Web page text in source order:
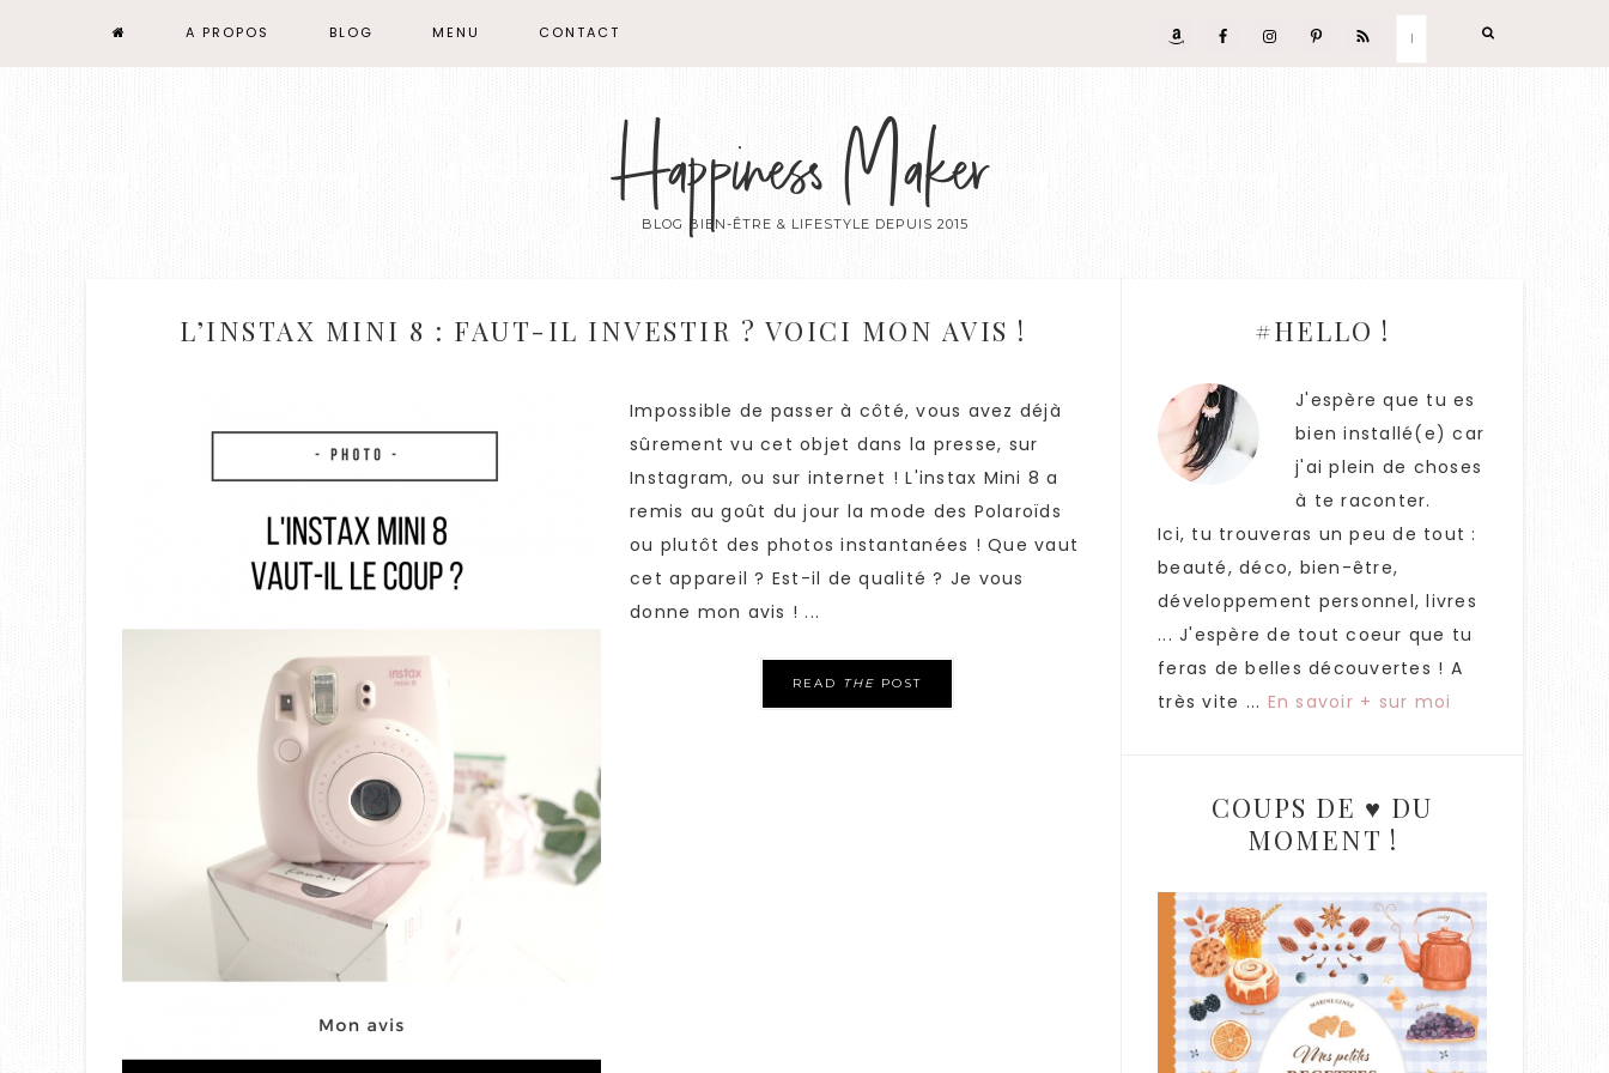
A PROPOS BLOG MENU CONTACT
Happiness Maker
BLOG BIEN-ÊTRE & LIFESTYLE DEPUIS 2015
L’INSTAX MINI 8 : FAUT-IL INVESTIR ? VOICI MON AVIS !
Impossible de passer à côté, vous avez déjà
sûrement vu cet objet dans la presse, sur
Instagram, ou sur internet ! L'instax Mini 8 a
remis au goût du jour la mode des Polaroïds
ou plutôt des photos instantanées ! Que vaut
cet appareil ? Est-il de qualité ? Je vous
donne mon avis ! ...
READ THE POST
#HELLO !
J'espère que tu es
bien installé(e) car
j'ai plein de choses
à te raconter.
Ici, tu trouveras un peu de tout :
beauté, déco, bien-être,
développement personnel, livres
... J'espère de tout coeur que tu
feras de belles découvertes ! A
très vite ... En savoir + sur moi
COUPS DE ♥ DU
MOMENT !